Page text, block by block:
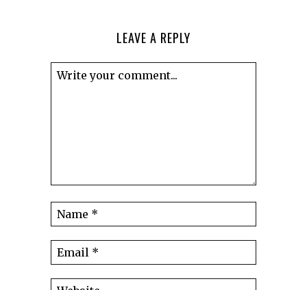
LEAVE A REPLY